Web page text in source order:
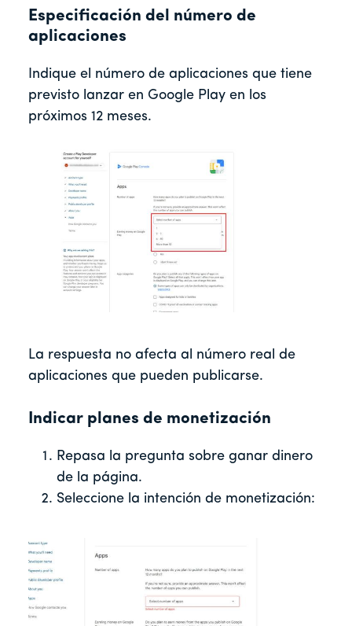
Especificación del número de
aplicaciones
Indique el número de aplicaciones que tiene
previsto lanzar en Google Play en los
próximos 12 meses.
La respuesta no afecta al número real de
aplicaciones que pueden publicarse.
Indicar planes de monetización
Repasa la pregunta sobre ganar dinero
de la página.
Seleccione la intención de monetización: